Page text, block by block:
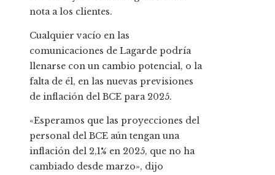
nota a los clientes.
Cualquier vacío en las
comunicaciones de Lagarde podría
llenarse con un cambio potencial, o la
falta de él, en las nuevas previsiones
de inflación del BCE para 2025.
«Esperamos que las proyecciones del
personal del BCE aún tengan una
inflación del 2,1% en 2025, que no ha
cambiado desde marzo», dijo